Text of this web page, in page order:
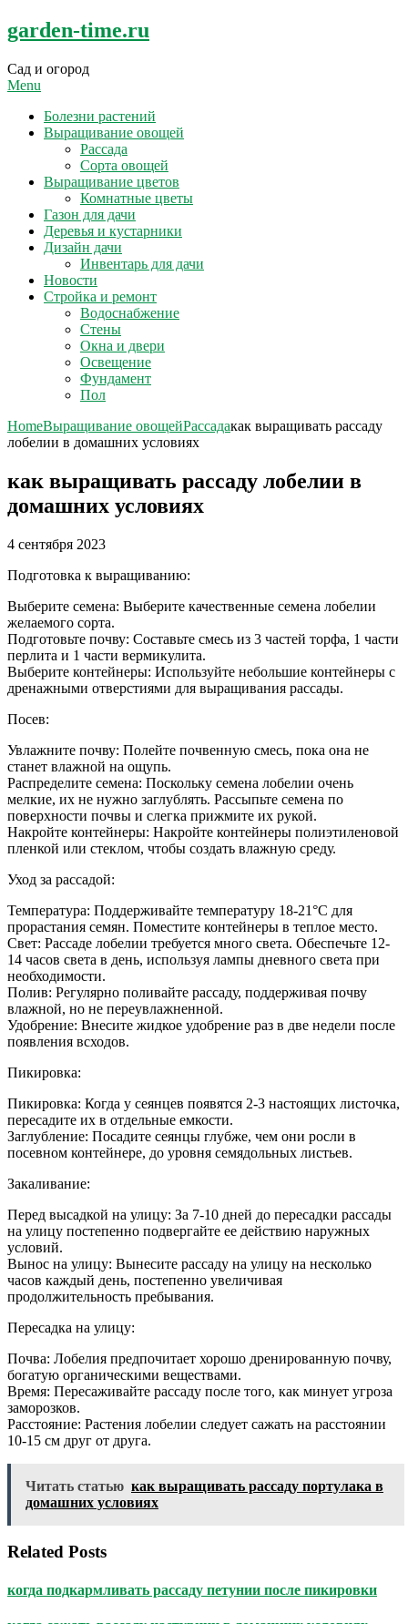
Skip
to
garden-time.ru
Сад и огород
Menu
Болезни растений
Выращивание овощей
Рассада
Сорта овощей
Выращивание цветов
Комнатные цветы
Газон для дачи
Деревья и кустарники
Дизайн дачи
Инвентарь для дачи
Новости
Стройка и ремонт
Водоснабжение
Стены
Окна и двери
Освещение
Фундамент
Пол
HomeВыращивание овощейРассадакак выращивать рассаду
лобелии в домашних условиях
как выращивать рассаду лобелии в
домашних условиях
4 сентября 2023
Подготовка к выращиванию:
Выберите семена: Выберите качественные семена лобелии
желаемого сорта.
Подготовьте почву: Составьте смесь из 3 частей торфа, 1 части
перлита и 1 части вермикулита.
Выберите контейнеры: Используйте небольшие контейнеры с
дренажными отверстиями для выращивания рассады.
Посев:
Увлажните почву: Полейте почвенную смесь, пока она не
станет влажной на ощупь.
Распределите семена: Поскольку семена лобелии очень
мелкие, их не нужно заглублять. Рассыпьте семена по
поверхности почвы и слегка прижмите их рукой.
Накройте контейнеры: Накройте контейнеры полиэтиленовой
пленкой или стеклом, чтобы создать влажную среду.
Уход за рассадой:
Температура: Поддерживайте температуру 18-21°C для
прорастания семян. Поместите контейнеры в теплое место.
Свет: Рассаде лобелии требуется много света. Обеспечьте 12-
14 часов света в день, используя лампы дневного света при
необходимости.
Полив: Регулярно поливайте рассаду, поддерживая почву
влажной, но не переувлажненной.
Удобрение: Внесите жидкое удобрение раз в две недели после
появления всходов.
Пикировка:
Пикировка: Когда у сеянцев появятся 2-3 настоящих листочка,
пересадите их в отдельные емкости.
Заглубление: Посадите сеянцы глубже, чем они росли в
посевном контейнере, до уровня семядольных листьев.
Закаливание:
Перед высадкой на улицу: За 7-10 дней до пересадки рассады
на улицу постепенно подвергайте ее действию наружных
условий.
Вынос на улицу: Вынесите рассаду на улицу на несколько
часов каждый день, постепенно увеличивая
продолжительность пребывания.
Пересадка на улицу:
Почва: Лобелия предпочитает хорошо дренированную почву,
богатую органическими веществами.
Время: Пересаживайте рассаду после того, как минует угроза
заморозков.
Расстояние: Растения лобелии следует сажать на расстоянии
10-15 см друг от друга.
Читать статью как выращивать рассаду портулака в
домашних условиях
Related Posts
когда подкармливать рассаду петунии после пикировки